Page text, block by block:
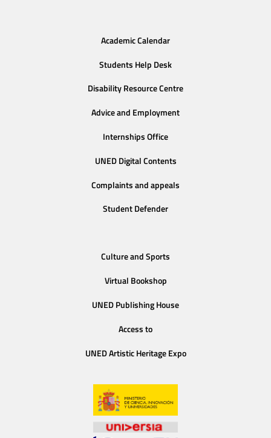
Academic Calendar
Students Help Desk
Disability Resource Centre
Advice and Employment
Internships Office
UNED Digital Contents
Complaints and appeals
Student Defender
Culture and Sports
Virtual Bookshop
UNED Publishing House
Access to
UNED Artistic Heritage Expo